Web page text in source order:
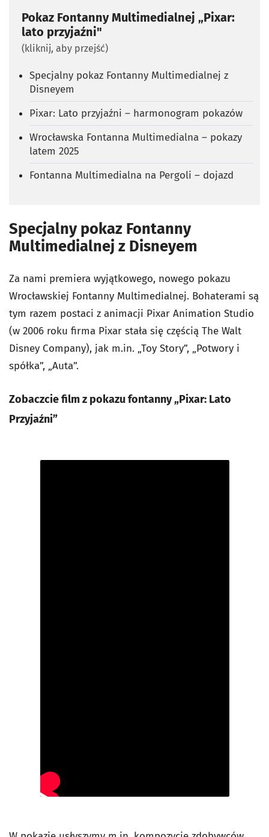
Pokaz Fontanny Multimedialnej „Pixar:
lato przyjaźni"
(kliknij, aby przejść)
Specjalny pokaz Fontanny Multimedialnej z
Disneyem
Pixar: Lato przyjaźni – harmonogram pokazów
Wrocławska Fontanna Multimedialna – pokazy
latem 2025
Fontanna Multimedialna na Pergoli – dojazd
Specjalny pokaz Fontanny
Multimedialnej z Disneyem
Za nami premiera wyjątkowego, nowego pokazu
Wrocławskiej Fontanny Multimedialnej. Bohaterami są
tym razem postaci z animacji Pixar Animation Studio
(w 2006 roku firma Pixar stała się częścią The Walt
Disney Company), jak m.in. „Toy Story”, „Potwory i
spółka”, „Auta”.
Zobaczcie film z pokazu fontanny „Pixar: Lato
Przyjaźni”